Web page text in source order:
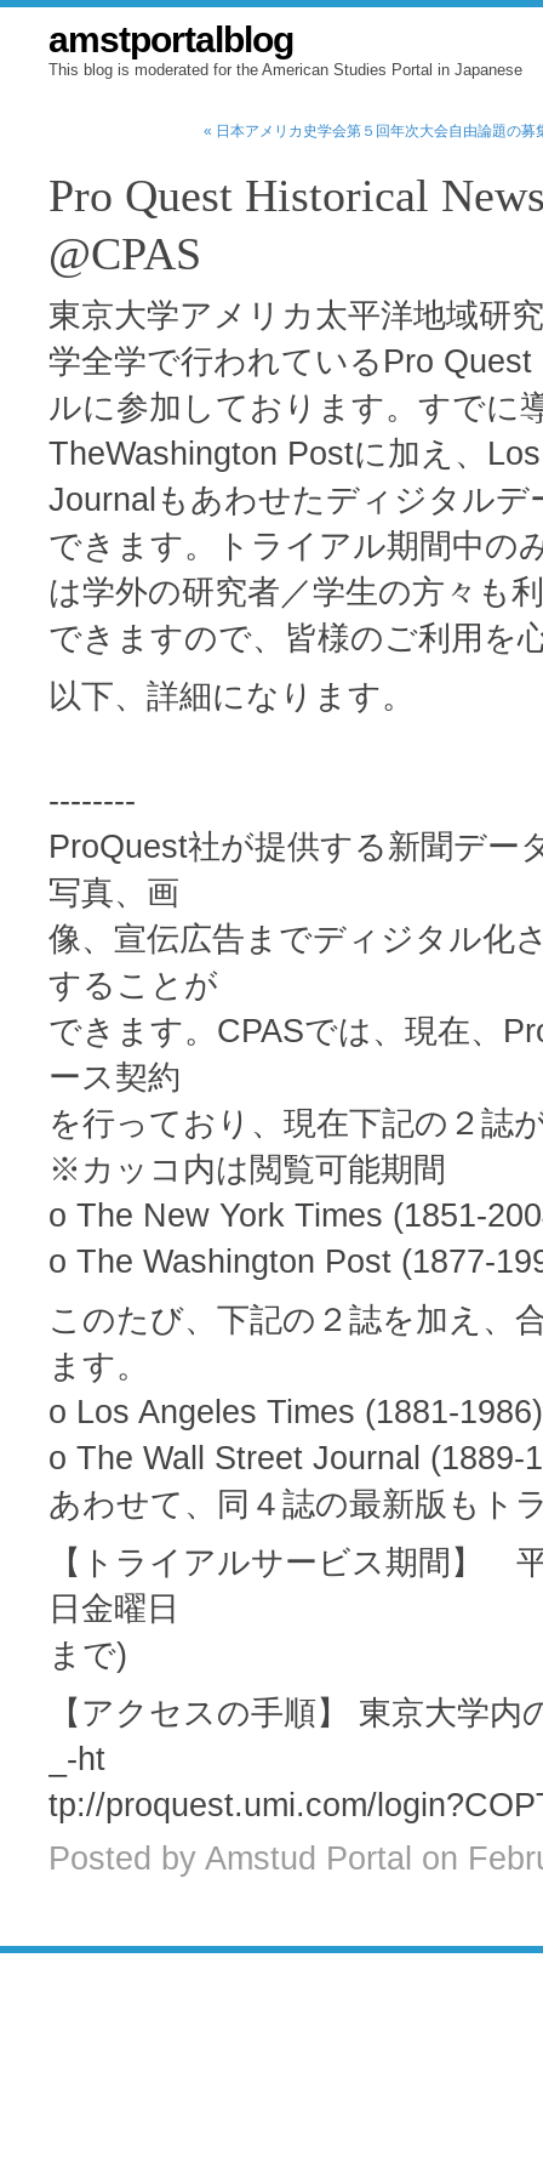
amstportalblog
This blog is moderated for the American Studies Portal in Japanese
« 日本アメリカ史学会第５回年次大会自由論題の募
Pro Quest Historical
@CPAS
東京大学アメリカ太平洋地域研
学全学で行われているPro
ルに参加しております。すでに
TheWashington Postに加え、
Journalもあわせたディジタル
できます。トライアル期間中の
は学外の研究者／学生の方々も
できますので、皆様のご利用を
以下、詳細になります。
--------
ProQuest社が提供する新聞デー
写真、画
像、宣伝広告までディジタル化
することが
できます。CPASでは、現在、
ース契約
を行っており、現在下記の２誌
※カッコ内は閲覧可能期間
o The New York Times (1851-
o The Washington Post (1877-
このたび、下記の２誌を加え、
ます。
o Los Angeles Times (1881-1986)
o The Wall Street Journal (1889-
あわせて、同４誌の最新版もト
【トライアルサービス期間】
日金曜日
まで)
【アクセスの手順】 東京大学
_-ht
tp://proquest.umi.com/
Posted by Amstud Portal on